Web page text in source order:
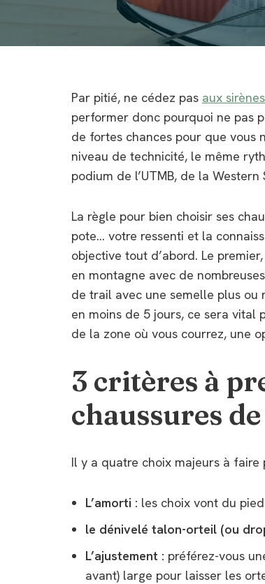
Par pitié, ne cédez pas aux
performer donc pourquoi ne pas
de fortes chances pour que vous
niveau de technicité, le même
podium de l’UTMB, de la
La règle pour bien choisir ses
pote… votre ressenti et la
objective tout d’abord. Le
en montagne avec de
de trail avec une semelle plus ou
en moins de 5 jours, ce sera vital
de la zone où vous courrez, une
3 critères à
chaussures
Il y a quatre choix majeurs à faire
L’amorti : les choix vont du
le dénivelé talon-orteil (ou
L’ajustement : préférez-vous
avant) large pour laisser les